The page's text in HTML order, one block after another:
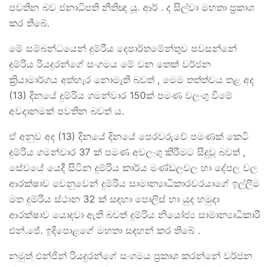
පවතින බව ජනාධිපති නීතිඥ යූ. ආර් . ද සිල්වා මහතා ප්‍රකාශ
කර තිබේ.
මේ සම්බන්ධයෙන් දුම්රිය දෙපාර්තමේන්තුව පවසන්නේ
දුම්රිය රියදුරන්ගේ සංගමය මේ වන තෙක් වර්ජන
ක්‍රියාමාර්ගය අත්හැර නොමැති බවත් , මෙම තත්ත්වය තළ අද
(13) දිනයේ දුම්රිය ගමන්වාර 150ක් පමණ වලංගු වීමේ
අවදානමක් පවතින බවත් ය.
ඒ අනුව අද (13) දිනයේ දිනයේ පෙරවරුවේ පමණක් කෙටි
දුම්රිය ගමන්වාර 37 ක් පමණ අවලංගු කිරීමට සිදුවූ බවත් ,
සේවයේ යෙදී සිටින දුම්රිය කාර්ය මණ්ඩලවල හා දේපල වල
ආරක්ෂාව වෙනුවෙන් දුම්රිය සාමාන්‍යාධිකාරවරයාගේ ඉල්ලීම
මත දුම්රිය ස්ථාන 32 ක් සඳහා පොලිස් හා යුද හමුදා
ආරක්ෂාව යොදවා ඇති බවත් දුම්රිය නියෝජ්‍ය සාමාන්‍යාධිකාරී
එන්.ජේ. ඉදිපොළගේ මහතා සඳහන් කර තිබේ .
නමුත් එන්ජින් රියදුරන්ගේ සංගමය ප්‍රකාශ කරන්නේ වර්ජන